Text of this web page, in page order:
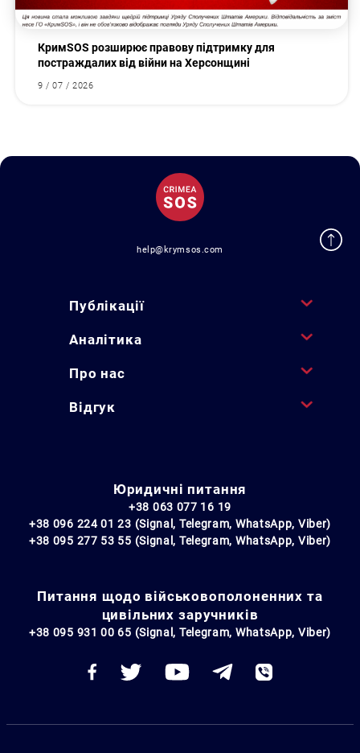
КримSOS розширює правову підтримку для
постраждалих від війни на Херсонщині
9 / 07 / 2026
help@krymsos.com
Публікації
Аналітика
Про нас
Відгук
Юридичні питання
+38 063 077 16 19
+38 096 224 01 23 (Signal, Telegram, WhatsApp, Viber)
+38 095 277 53 55 (Signal, Telegram, WhatsApp, Viber)
Питання щодо військовополоненних та
цивільних заручників
+38 095 931 00 65 (Signal, Telegram, WhatsApp, Viber)